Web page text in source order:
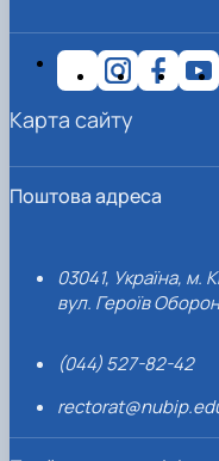
Поштова адреса
03041, Україна, м.
вул. Героїв
(044) 527-82-42
Карта сайту